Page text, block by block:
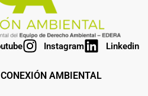
Instagram Linkedin
AMBIENTAL